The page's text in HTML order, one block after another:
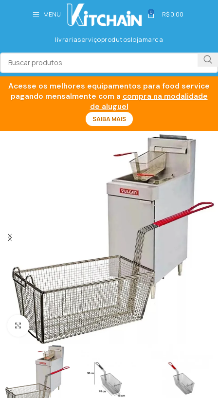
MENU 0 R$0,00
livrariaserviçoprodutoslojamarca
Clique para ampliar
Acesse os melhores equipamentos para food service
pagando mensalmente com a compra na modalidade
de aluguel
SAIBA MAIS